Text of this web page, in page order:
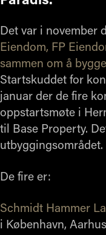
Det var i november
Eiendom, FP
sammen om å
Startskuddet for
januar der de fire
oppstartsmøte i
til Base Property.
utbyggingsområdet.
De fire er:
Schmidt Hammer
i København,